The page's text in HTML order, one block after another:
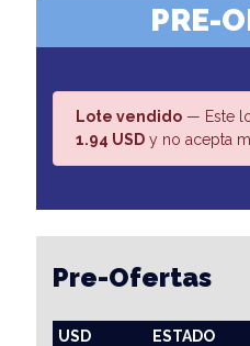
PRE-
Lote vendido — Este
1.94 USD y no acepta
Pre-Ofertas
USD ESTADO